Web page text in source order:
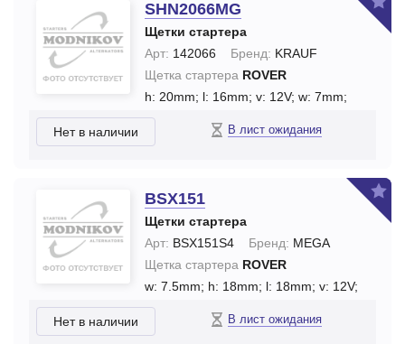
SHN2066MG
Щетки стартера
Арт: 142066 Бренд: KRAUF
Щетка стартера ROVER
h: 20mm; l: 16mm; v: 12V; w: 7mm;
Нет в наличии В лист ожидания
BSX151
Щетки стартера
Арт: BSX151S4 Бренд: MEGA
Щетка стартера ROVER
w: 7.5mm; h: 18mm; l: 18mm; v: 12V;
Нет в наличии В лист ожидания